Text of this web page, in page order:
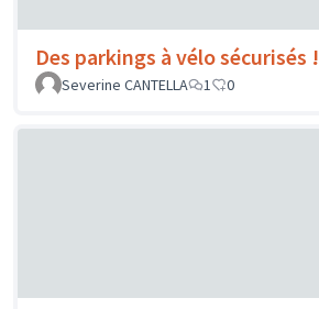
Des parkings à vélo sécurisés !
Severine CANTELLA
1 0